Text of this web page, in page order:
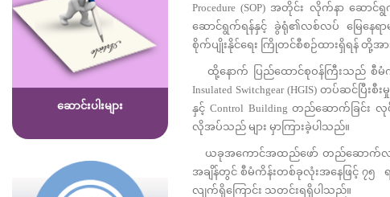
ဆောင်းပါးများ
Procedure (SOP) အတိုင်း လိုက်နာ ဆေ
ဆောင်ရွက်ရန်နှင့် ခွဲရုံ၏လစ်လပ် မြေနေရာ
စိုက်ပျိုးနိုင်ရေး ကြိုတင်စီစဉ်ထားရှိရန် တို့အာ
ထို့နောက် ပြည်ထောင်စုဝန်ကြီးသည် စီမံကိန်း
Insulated Switchgear (HGIS) တပ်ဆင်ပြီး
နှင့် Control Building တည်ဆောက်ခြင်
လိုအပ်သည် များ မှာကြားခဲ့ပါသည်။
ယခုအကောင်အထည်ဖော် တည်ဆောက်လျ
အချိန်တွင် စီမံကိန်းတစ်ခုလုံးအနေဖြင့် ၇၅ ရာ
လျက်ရှိကြောင်း သတင်းရရှိပါသည်။